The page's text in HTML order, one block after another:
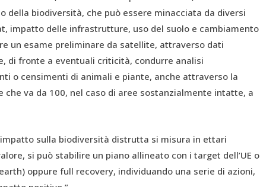
biodiversità, che può essere minacciata da diversi
impatto delle infrastrutture, uso del suolo e cambiamento
un esame preliminare da satellite, attraverso dati
di fronte a eventuali criticità, condurre analisi
o censimenti di animali e piante, anche attraverso la
che va da 100, nel caso di aree sostanzialmente intatte, a
sulla biodiversità distrutta si misura in ettari
si può stabilire un piano allineato con i target dell’UE o
oppure full recovery, individuando una serie di azioni,